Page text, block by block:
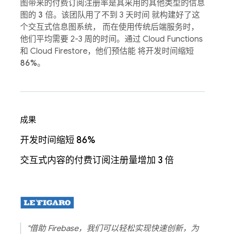
图带来的付费订阅注册率是其采用的其他类型的信息
图的 3 倍。该团队用了不到 3 天时间 就构建好了这
个交互式信息图系统， 而在使用传统后端服务时，
他们平均需要 2-3 周的时间。通过 Cloud Functions
和 Cloud Firestore，他们预估能 将开发时间缩短
86%。
成果
开发时间缩短 86%
交互式内容的付费订阅注册量增加 3 倍
"借助 Firebase，我们可以轻松实现快速创新，为